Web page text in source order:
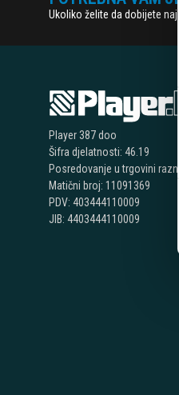
Ukoliko želite da dobijete
Player 387 doo
Šifra djelatnosti: 46.19
Posredovanje u trgovini
Matični broj: 11091369
PDV: 403444110009
JIB: 4403444110009